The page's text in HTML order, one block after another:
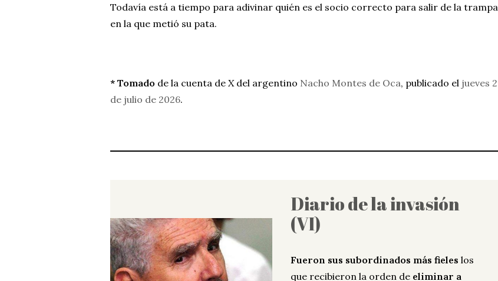
Todavía está a tiempo para adivinar quién es el socio correcto para salir de la trampa
en la que metió su pata.
* Tomado de la cuenta de Xdel argentino Nacho Montes de Oca, publicado el jueves 2
de julio de 2026.
Diario de la invasión
(VI)
Fueron sus subordinados más fieles los
que recibieron la orden de eliminar a